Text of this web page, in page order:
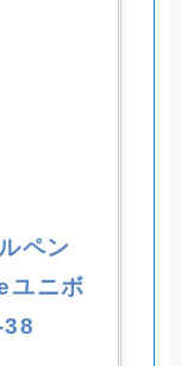
ペン
ニボ